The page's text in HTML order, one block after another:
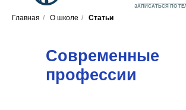
Подарите любимым обучение со
ЗАПИСАТЬСЯ ПО
Главная / О школе / Статьи
Современные
профессии